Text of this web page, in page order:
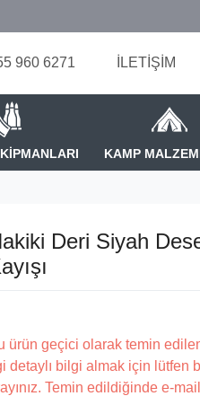
960 6271 İLETİŞİM
KAMP
Deri Siyah
ürün geçici olarak temin
detaylı bilgi almak için lütfen
Temin edildiğinde e-